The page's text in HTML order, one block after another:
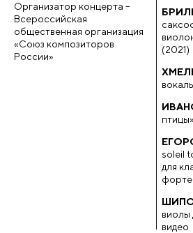
Организатор концерта –
Всероссийская
общественная организация
«Союз композиторов
России»
(2021)
soleil
для
виолы
видео